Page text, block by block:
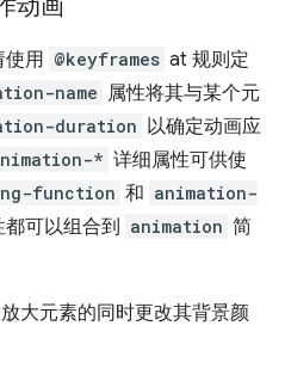
动画
使用 @keyframes at 规则定
name 属性将其与某个元
duration 以确定动画应
* 详细属性可供使
function 和 animation-
可以组合到 animation 简
大元素的同时更改其背景颜